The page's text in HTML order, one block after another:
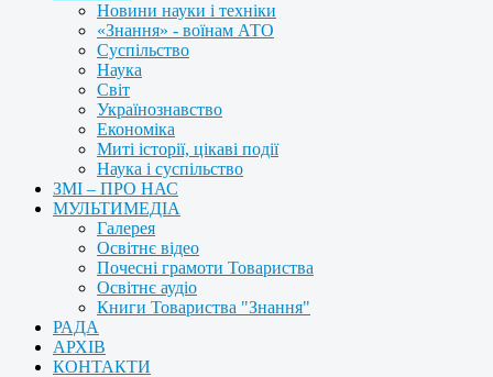
Новини науки і техніки
«Знання» - воїнам АТО
Суспільство
Наука
Світ
Українознавство
Економіка
Миті історії, цікаві події
Наука і суспільство
ЗМІ – ПРО НАС
МУЛЬТИМЕДІА
Галерея
Освітнє відео
Почесні грамоти Товариства
Освітнє аудіо
Книги Товариства "Знання"
РАДА
АРХІВ
КОНТАКТИ